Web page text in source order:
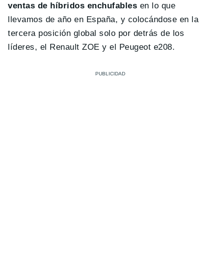
ventas de híbridos enchufables en lo que
llevamos de año en España, y colocándose en la
tercera posición global solo por detrás de los
líderes, el Renault ZOE y el Peugeot e208.